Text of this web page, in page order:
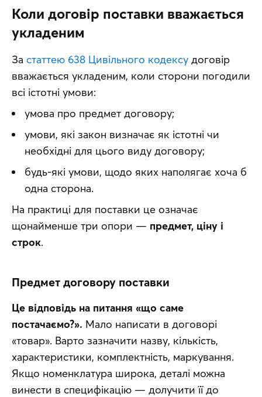
Коли договір поставки вважається
укладеним
За статтею 638 Цивільного кодексу договір
вважається укладеним, коли сторони погодили
всі істотні умови:
умова про предмет договору;
умови, які закон визначає як істотні чи
необхідні для цього виду договору;
будь-які умови, щодо яких наполягає хоча б
одна сторона.
На практиці для поставки це означає
щонайменше три опори — предмет, ціну і
строк.
Предмет договору поставки
Це відповідь на питання «що саме
постачаємо?». Мало написати в договорі
«товар». Варто зазначити назву, кількість,
характеристики, комплектність, маркування.
Якщо номенклатура широка, деталі можна
винести в специфікацію — долучити її до